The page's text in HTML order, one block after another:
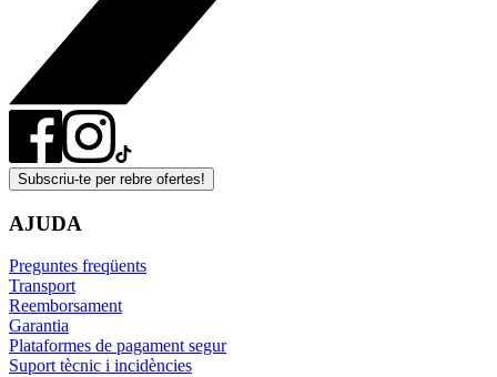
Subscriu-te per rebre ofertes!
AJUDA
Preguntes freqüents
Transport
Reemborsament
Garantia
Plataformes de pagament segur
Suport tècnic i incidències